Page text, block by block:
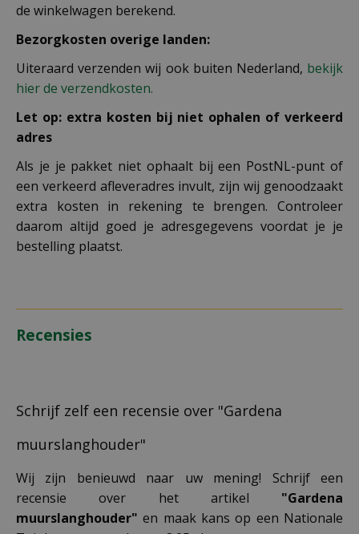
de winkelwagen berekend.
Bezorgkosten overige landen:
Uiteraard verzenden wij ook buiten Nederland, bekijk
hier de verzendkosten.
Let op: extra kosten bij niet ophalen of verkeerd
adres
Als je je pakket niet ophaalt bij een PostNL-punt of
een verkeerd afleveradres invult, zijn wij genoodzaakt
extra kosten in rekening te brengen. Controleer
daarom altijd goed je adresgegevens voordat je je
bestelling plaatst.
Recensies
Schrijf zelf een recensie over "Gardena
muurslanghouder"
Wij zijn benieuwd naar uw mening! Schrijf een
recensie over het artikel "Gardena
muurslanghouder" en maak kans op een Nationale